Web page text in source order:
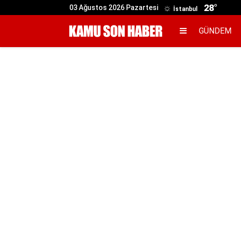
03 Ağustos 2026 Pazartesi İstanbul 28°
GÜNDEM